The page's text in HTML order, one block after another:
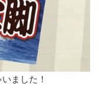
ました！